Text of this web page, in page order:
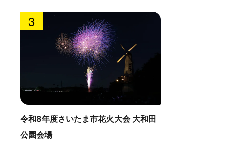
令和8年度さいたま市花火大会 大和田
公園会場
3